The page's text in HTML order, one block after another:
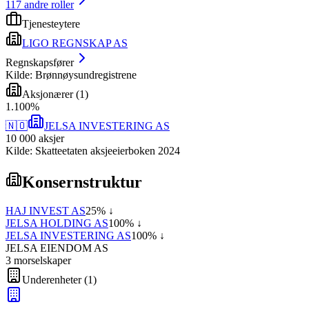
117 andre roller
Tjenesteytere
LIGO REGNSKAP AS
Regnskapsfører
Kilde: Brønnøysundregistrene
Aksjonærer(1)
1 .100%
🇳🇴
JELSA INVESTERING AS
10 000 aksjer
Kilde: Skatteetaten aksjeeierboken 2024
Konsernstruktur
HAJ INVEST AS25% ↓
JELSA HOLDING AS100% ↓
JELSA INVESTERING AS100% ↓
JELSA EIENDOM AS
3 morselskaper
Underenheter(1)